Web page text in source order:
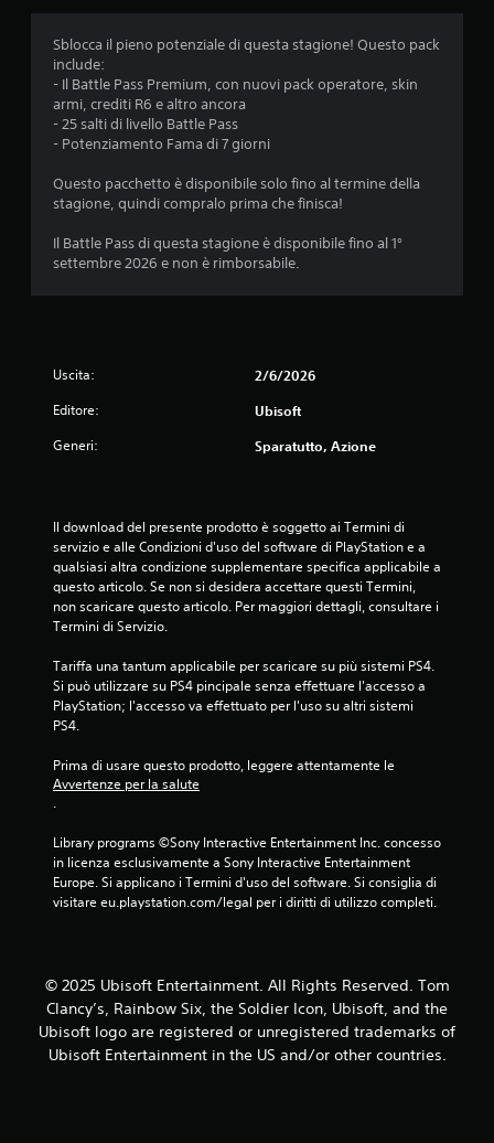
o
n
i
Sblocca il pieno potenziale di questa stagione! Questo pack
include:
- Il Battle Pass Premium, con nuovi pack operatore, skin
armi, crediti R6 e altro ancora
- 25 salti di livello Battle Pass
- Potenziamento Fama di 7 giorni
Questo pacchetto è disponibile solo fino al termine della
stagione, quindi compralo prima che finisca!
Il Battle Pass di questa stagione è disponibile fino al 1°
settembre 2026 e non è rimborsabile.
Uscita: 2/6/2026
Editore: Ubisoft
Generi: Sparatutto, Azione
Il download del presente prodotto è soggetto ai Termini di
servizio e alle Condizioni d'uso del software di PlayStation e a
qualsiasi altra condizione supplementare specifica applicabile a
questo articolo. Se non si desidera accettare questi Termini,
non scaricare questo articolo. Per maggiori dettagli, consultare i
Termini di Servizio.
Tariffa una tantum applicabile per scaricare su più sistemi PS4.
Si può utilizzare su PS4 pincipale senza effettuare l'accesso a
PlayStation; l'accesso va effettuato per l'uso su altri sistemi
PS4.
Prima di usare questo prodotto, leggere attentamente le
Avvertenze per la salute
.
Library programs ©Sony Interactive Entertainment Inc. concesso
in licenza esclusivamente a Sony Interactive Entertainment
Europe. Si applicano i Termini d'uso del software. Si consiglia di
visitare eu.playstation.com/legal per i diritti di utilizzo completi.
© 2025 Ubisoft Entertainment. All Rights Reserved. Tom
Clancy’s, Rainbow Six, the Soldier Icon, Ubisoft, and the
Ubisoft logo are registered or unregistered trademarks of
Ubisoft Entertainment in the US and/or other countries.